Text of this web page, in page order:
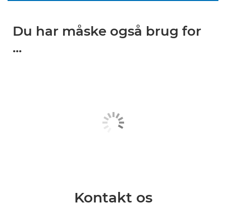
Du har måske også brug for
...
Kontakt os